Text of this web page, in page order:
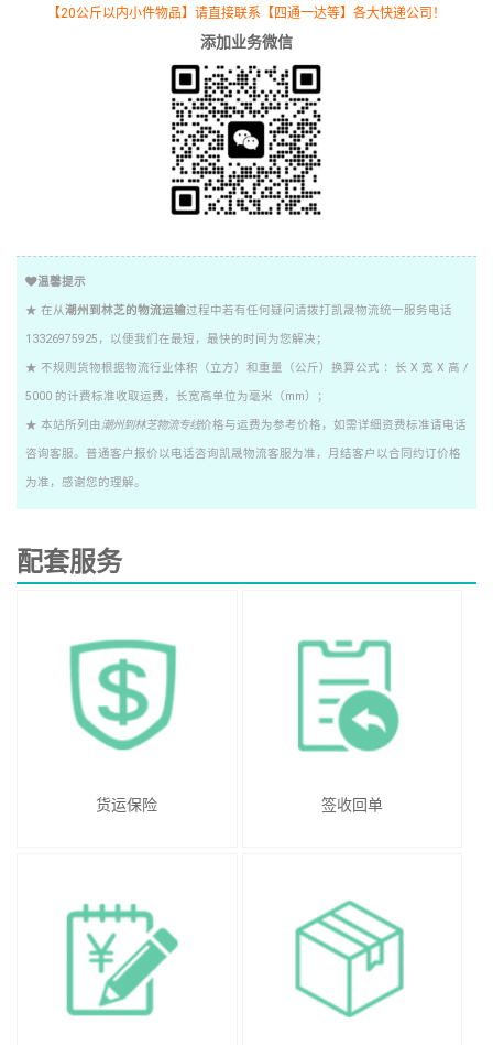
【20公斤以内小件物品】请直接联系【四通一达等】各大快递公司！
添加业务微信
温馨提示
★ 在从潮州到林芝的物流运输过程中若有任何疑问请拨打凯晟物流统一服务电话
13326975925，以便我们在最短，最快的时间为您解决；
★ 不规则货物根据物流行业体积（立方）和重量（公斤）换算公式 ：长 X 宽 X 高 /
5000 的计费标准收取运费，长宽高单位为毫米（mm）；
★ 本站所列由潮州到林芝物流专线价格与运费为参考价格，如需详细资费标准请电话
咨询客服。普通客户报价以电话咨询凯晟物流客服为准，月结客户以合同约订价格
为准，感谢您的理解。
配套服务
货运保险 签收回单